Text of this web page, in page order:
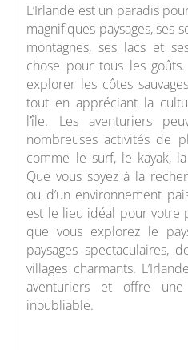
L’Irlande est un paradis
magnifiques paysages, ses
montagnes, ses lacs et
chose pour tous les
explorer les côtes
tout en appréciant la
l’île. Les aventuriers
nombreuses activités de
comme le surf, le kayak,
Que vous soyez à la
ou d’un environnement
est le lieu idéal pour votre
que vous explorez le
paysages spectaculaires,
villages charmants.
aventuriers et offre
inoubliable.